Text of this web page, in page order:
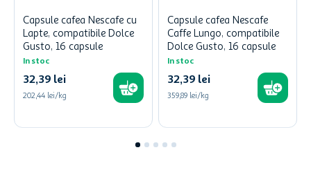
Capsule cafea Nescafe cu
Lapte, compatibile Dolce
Gusto, 16 capsule
In stoc
32,39 lei
202,44 lei/kg
Capsule cafea Nescafe
Caffe Lungo, compatibile
Dolce Gusto, 16 capsule
In stoc
32,39 lei
359,89 lei/kg